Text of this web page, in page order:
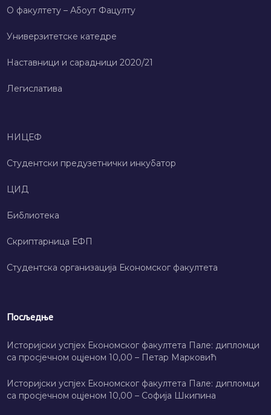
О факултету – Абоут Фацултy
Универзитетске катедре
Наставници и сарадници 2020/21
Легислатива
НИЦЕФ
Студентски предузетнички инкубатор
ЦИД
Библиотека
Скриптарница ЕФП
Студентска организација Економског факултета
Посљедње
Историјски успјех Економског факултета Пале: дипломци
са просјечном оцјеном 10,00 – Петар Марковић
Историјски успјех Економског факултета Пале: дипломци
са просјечном оцјеном 10,00 – Софија Шкипина